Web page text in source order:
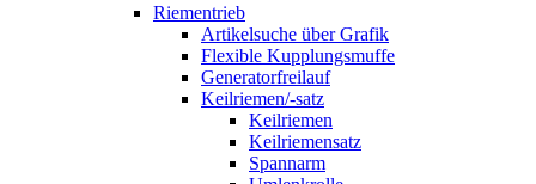
Riementrieb
Artikelsuche über Grafik
Flexible Kupplungsmuffe
Generatorfreilauf
Keilriemen/-satz
Keilriemen
Keilriemensatz
Spannarm